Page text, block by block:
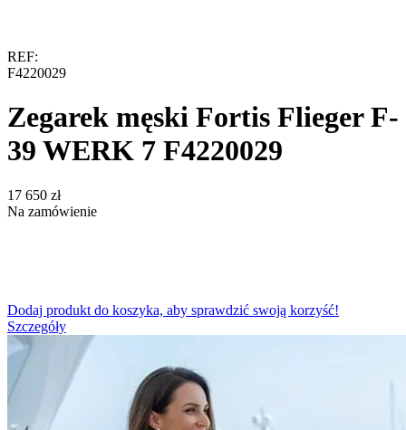
REF:
F4220029
Zegarek męski Fortis Flieger F-
39 WERK 7 F4220029
‍17 650‍ zł
Na zamówienie
Dodaj produkt do koszyka, aby sprawdzić swoją korzyść!
Szczegóły